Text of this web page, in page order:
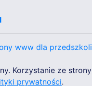
Korzystanie ze strony
prywatności.